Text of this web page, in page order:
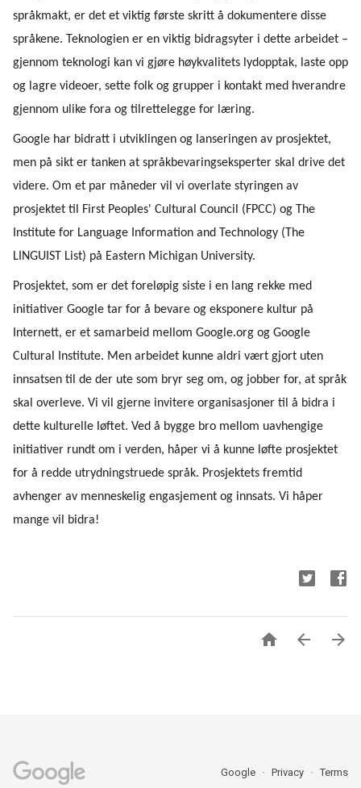
språkmakt, er det et viktig første skritt å dokumentere disse
språkene. Teknologien er en viktig bidragsyter i dette arbeidet –
gjennom teknologi kan vi gjøre høykvalitets lydopptak, laste opp
og lagre videoer, sette folk og grupper i kontakt med hverandre
gjennom ulike fora og tilrettelegge for læring.
Google har bidratt i utviklingen og lanseringen av prosjektet,
men på sikt er tanken at språkbevaringseksperter skal drive det
videre. Om et par måneder vil vi overlate styringen av
prosjektet til First Peoples' Cultural Council (FPCC) og The
Institute for Language Information and Technology (The
LINGUIST List) på Eastern Michigan University.
Prosjektet, som er det foreløpig siste i en lang rekke med
initiativer Google tar for å bevare og eksponere kultur på
Internett, er et samarbeid mellom Google.org og Google
Cultural Institute. Men arbeidet kunne aldri vært gjort uten
innsatsen til de der ute som bryr seg om, og jobber for, at språk
skal overleve. Vi vil gjerne invitere organisasjoner til å bidra i
dette kulturelle løftet. Ved å bygge bro mellom uavhengige
initiativer rundt om i verden, håper vi å kunne løfte prosjektet
for å redde utrydningstruede språk. Prosjektets fremtid
avhenger av menneskelig engasjement og innsats. Vi håper
mange vil bidra!
  
Google Privacy Terms